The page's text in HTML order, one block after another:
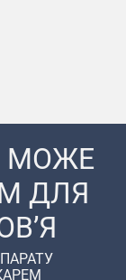
МОЖЕ
ДЛЯ